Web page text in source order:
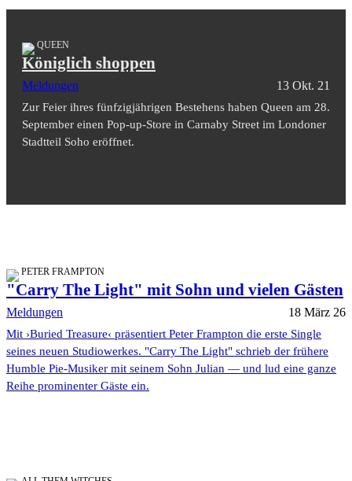
QUEEN
Königlich shoppen
Meldungen 13 Okt. 21
Zur Feier ihres fünfzigjährigen Bestehens haben Queen am 28.
September einen Pop-up-Store in Carnaby Street im Londoner
Stadtteil Soho eröffnet.
PETER FRAMPTON
"Carry The Light" mit Sohn und vielen Gästen
Meldungen 18 März 26
Mit ›Buried Treasure‹ präsentiert Peter Frampton die erste Single
seines neuen Studiowerkes. "Carry The Light" schrieb der frühere
Humble Pie-Musiker mit seinem Sohn Julian — und lud eine ganze
Reihe prominenter Gäste ein.